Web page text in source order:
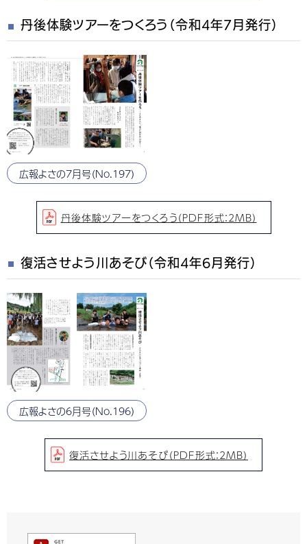
丹後体験ツアーをつくろう（令和4年7月発行）
広報よさの7月号（No.197）
丹後体験ツアーをつくろう（PDF形式：2MB）
復活させよう川あそび（令和4年6月発行）
広報よさの6月号（No.196）
復活させよう川あそび（PDF形式：2MB）